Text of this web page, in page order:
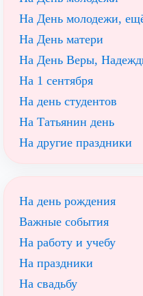
На День молодежи,
На День матери
На День Веры,
На 1 сентября
На день студентов
На Татьянин день
На другие праздники
На день рождения
Важные события
На работу и учебу
На праздники
На свадьбу